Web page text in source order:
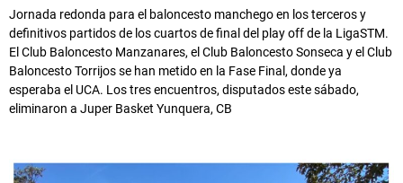
Jornada redonda para el baloncesto manchego en los terceros y
definitivos partidos de los cuartos de final del play off de la LigaSTM.
El Club Baloncesto Manzanares, el Club Baloncesto Sonseca y el Club
Baloncesto Torrijos se han metido en la Fase Final, donde ya
esperaba el UCA. Los tres encuentros, disputados este sábado,
eliminaron a Juper Basket Yunquera, CB